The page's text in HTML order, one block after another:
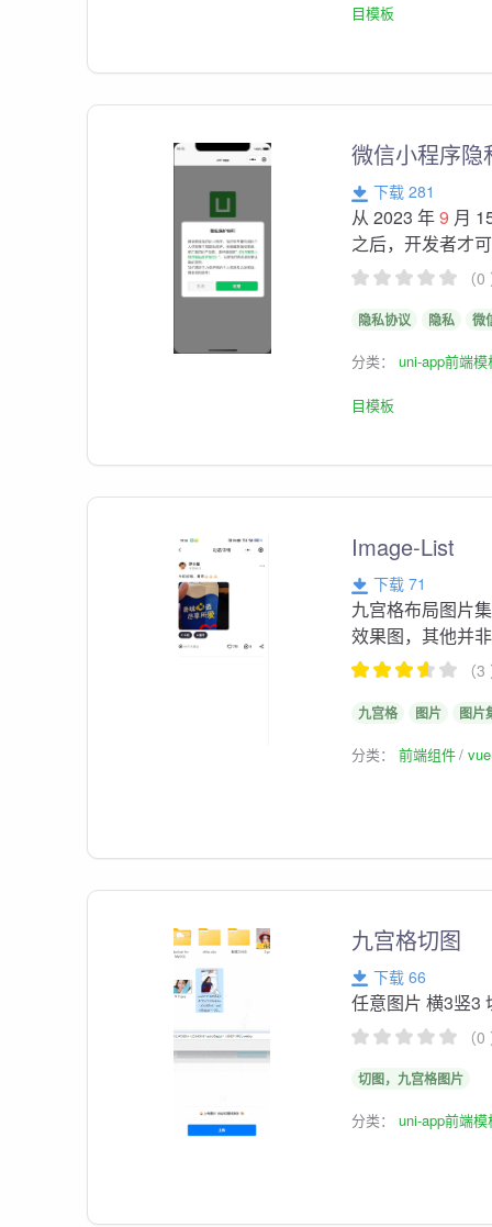
目模板
微信小程序隐
下载 281
从 2023 年9 月
之后，开发者才
（
隐私协议 隐私 微
分类：uni-app前端模
目模板
Image-List
下载 71
九宫格布局图片
效果图，其他并
（
九宫格 图片 图片
分类：前端组件
九宫格切图
下载 66
任意图片 横3竖3
（
切图，九宫格图片
分类：uni-app前端模